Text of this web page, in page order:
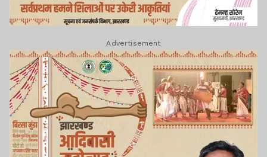
Advertisement